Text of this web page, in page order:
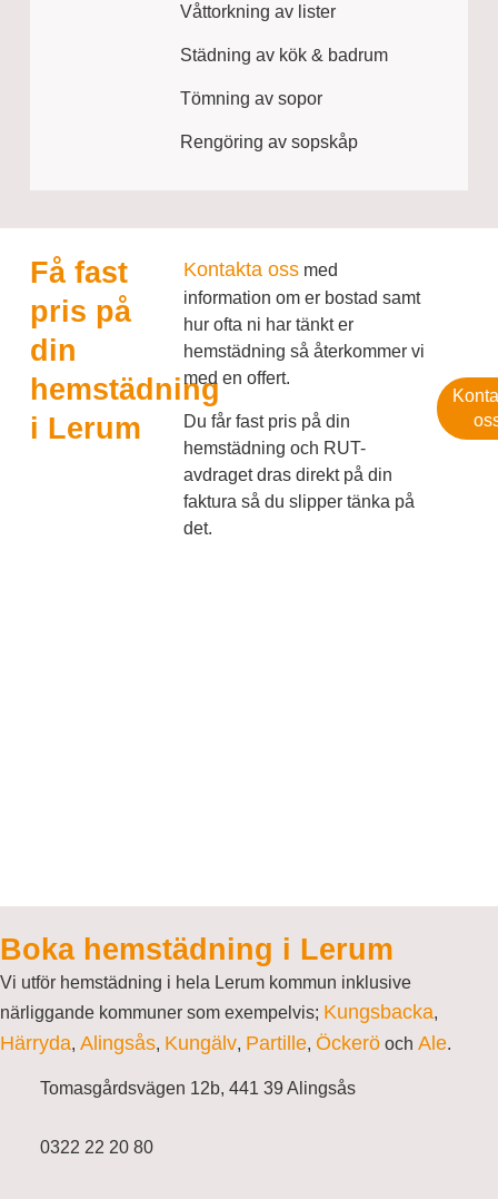
Våttorkning av lister
Städning av kök & badrum
Tömning av sopor
Rengöring av sopskåp
Få fast
pris på
din
hemstädning
i Lerum
Kontakta ossmed
information om er bostad samt
hur ofta ni har tänkt er
hemstädning så återkommer vi
med en offert.
Du får fast pris på din
hemstädning och RUT-
avdraget dras direkt på din
faktura så du slipper tänka på
det.
Boka hemstädning i Lerum
Vi utför hemstädning i hela Lerum kommun inklusive
närliggande kommuner som exempelvis; Kungsbacka,
Härryda, Alingsås, Kungälv, Partille, Öckerö och Ale.
Tomasgårdsvägen 12b, 441 39 Alingsås
0322 22 20 80